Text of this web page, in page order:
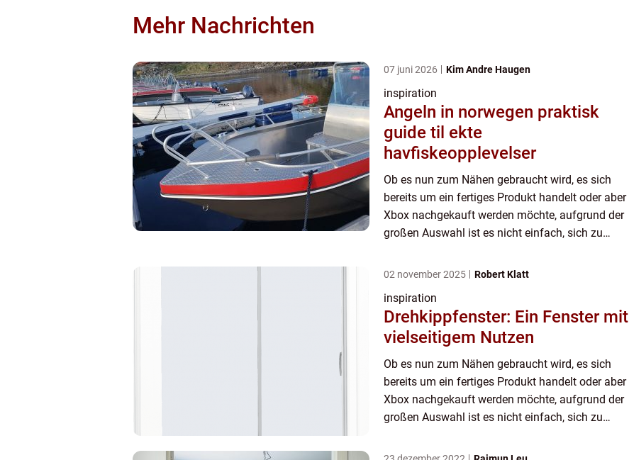
Mehr Nachrichten
07 juni 2026 Kim Andre Haugen
inspiration
Angeln in norwegen praktisk
guide til ekte
havfiskeopplevelser
Ob es nun zum Nähen gebraucht wird, es sich
bereits um ein fertiges Produkt handelt oder aber
Xbox nachgekauft werden möchte, aufgrund der
großen Auswahl ist es nicht einfach, sich zu
kaufen möchte, um e...
02 november 2025 Robert Klatt
inspiration
Drehkippfenster: Ein Fenster mit
vielseitigem Nutzen
Ob es nun zum Nähen gebraucht wird, es sich
bereits um ein fertiges Produkt handelt oder aber
Xbox nachgekauft werden möchte, aufgrund der
großen Auswahl ist es nicht einfach, sich zu
kaufen möchte, um e...